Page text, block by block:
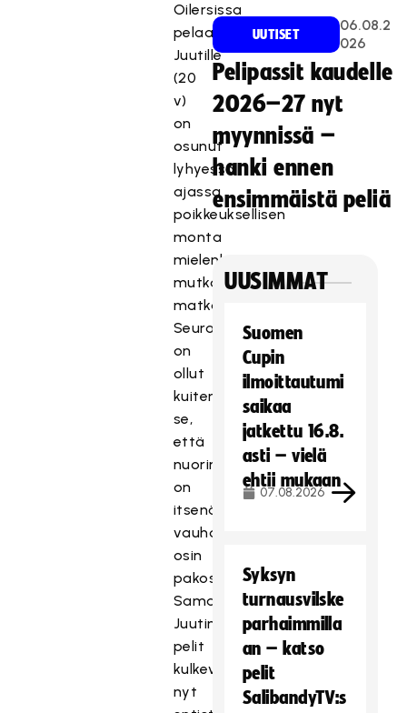
Oilersissa
pelaavalle
Juutille
(20
v)
on
osunut
lyhyessä
ajassa
poikkeuksellisen
monta
mielenkiintoista
mutkaa
matkaan.
Seuraus
on
ollut
kuitenkin
se,
että
nuorimies
on
itsenäistynyt
vauhdilla,
osin
pakostakin.
Samalla
Juutin
pelit
kulkevat
nyt
UUTISET
06.08.2
026
Pelipassit kaudelle
2026–27 nyt
myynnissä –
hanki ennen
ensimmäistä peliä
UUSIMMAT
Suomen
Cupin
ilmoittautumi
saikaa
jatkettu 16.8.
asti – vielä
ehtii mukaan
07.08.2026
Syksyn
turnausvilske
parhaimmilla
an – katso
pelit
SalibandyTV:s